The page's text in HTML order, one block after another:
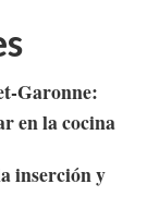
Garonne:
en la cocina
inserción y